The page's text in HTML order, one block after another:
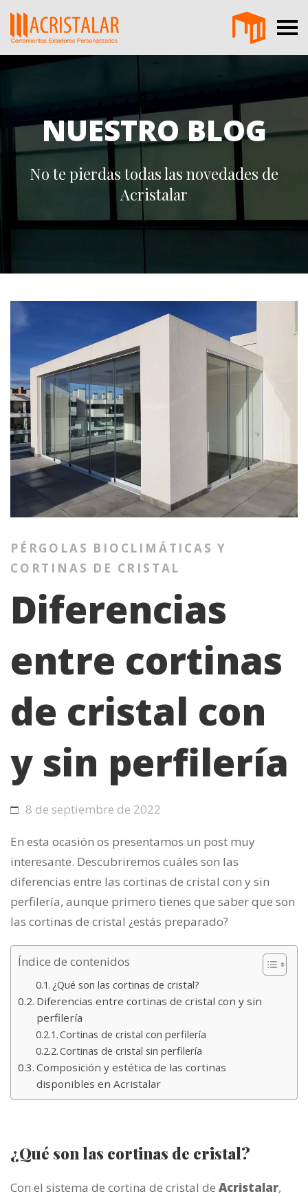
NUESTRO BLOG
No te pierdas todas las novedades de
Acristalar
PÉRGOLAS BIOCLIMÁTICAS Y
CORTINAS DE CRISTAL
Diferencias
entre cortinas
de cristal con
y sin perfilería
8 de septiembre de 2022
En esta ocasión os presentamos un post muy
interesante. Descubriremos cuáles son las
diferencias entre las cortinas de cristal con y sin
perfilería, aunque primero tienes que saber que son
las cortinas de cristal ¿estás preparado?
Índice de contenidos
¿Qué son las cortinas de cristal?
Diferencias entre cortinas de cristal con y sin
perfilería
Cortinas de cristal con perfilería
Cortinas de cristal sin perfilería
Composición y estética de las cortinas
disponibles en Acristalar
¿Qué son las cortinas de cristal?
Con el sistema de cortina de cristal de Acristalar,